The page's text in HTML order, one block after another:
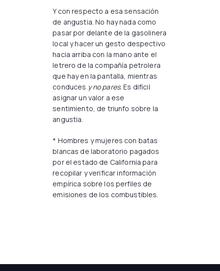
Y con respecto a esa sensación
de angustia. No hay nada como
pasar por delante de la gasolinera
local y hacer un gesto despectivo
hacia arriba con la mano ante el
letrero de la compañía petrolera
que hay en la pantalla, mientras
conduces y no pares. Es difícil
asignar un valor a ese
sentimiento, de triunfo sobre la
angustia.
* Hombres y mujeres con batas
blancas de laboratorio pagados
por el estado de California para
recopilar y verificar información
empírica sobre los perfiles de
emisiones de los combustibles.